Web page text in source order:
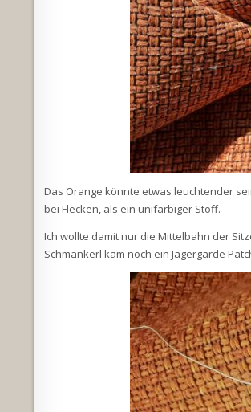
Das Orange könnte etwas leuchtender
bei Flecken, als ein unifarbiger Stoff.
Ich wollte damit nur die Mittelbahn der
Schmankerl kam noch ein Jägergarde